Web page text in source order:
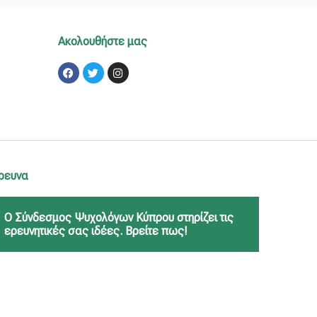
Ακολουθήστε μας
Facebook
TwitterInstagram
Ο Σύνδεσμος Ψυχολόγων Κύπρου στηρίζει τις
ερευνητικές σας ιδέες. Βρείτε πως!